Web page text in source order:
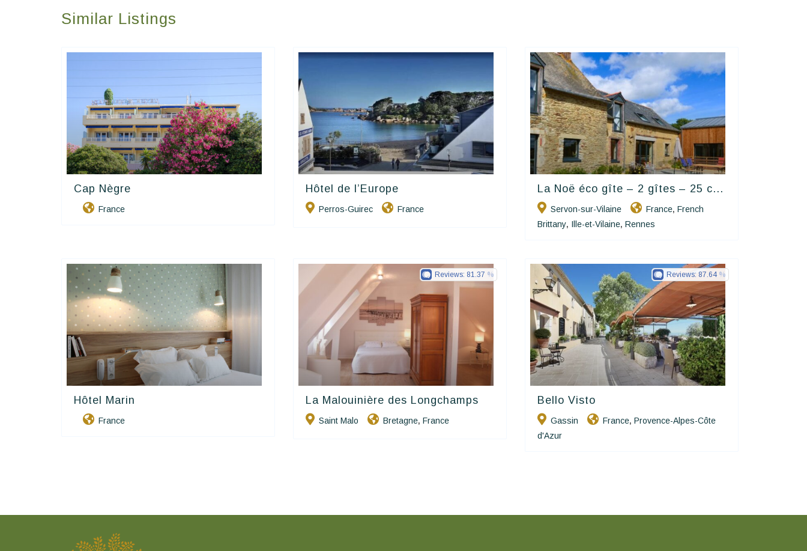
Similar Listings
Cap Nègre
France
Hôtel de l’Europe
Perros-Guirec France
Happy House
La Noë éco gîte – 2 gîtes – 25 c...
Servon-sur-Vilaine France, French
Brittany, Ille-et-Vilaine, Rennes
Hôtel Marin
France
Hôtels De Charme & De Caractère
La Malouinière des Longchamps
Saint Malo Bretagne, France
Reviews: 81.37
Bello Visto
Gassin France, Provence-Alpes-Côte
d'Azur
Reviews:87.64